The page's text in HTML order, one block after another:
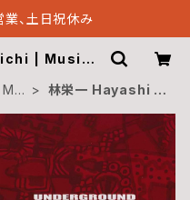
、土日祝休み
| Musiqu
Mu
林栄一 Hayashi Ei